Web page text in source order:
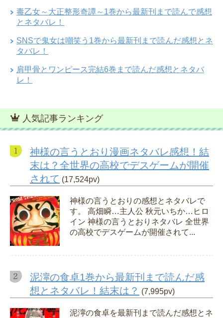
毒乙女～大正整形奇譚～1巻から最新刊まで読んで感想
とネタバレ！
SNSで鬼女は嘲笑う1巻から最新刊まで読んだ感想とネ
タバレ！
肩甲骨とワンピース完結6巻まで読んだ感想とネタバ
レ！
人気記事ランキング
神様の言うとおり漫画ネタバレ感想！結
末は？全世界の高校でデスゲームが開催
されて (17,524pv)
神様の言うとおりの感想とネタバレで
す。 高畑瞬…主人公 秋元いちか…ヒロ
イン 神様の言うとおりネタバレ 全世界
の高校でデスゲームが開催されて...
泥濘の食卓1巻から最新刊まで読んだ感
想とネタバレ！結末は？ (7,995pv)
泥濘の食卓を最新刊まで読んだ感想とネ